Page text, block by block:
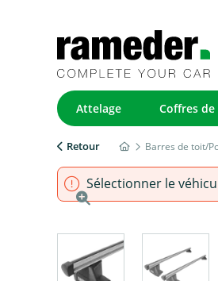
Attelage Coffres
Retour Barres de toit/
Sélectionner le